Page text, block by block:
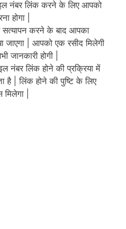
नंबर लिंक करने के लिए आपको
होगा |
सत्यापन करने के बाद आपका
जाएगा | आपको एक रसीद मिलेगी
होगी |
नंबर लिंक होने की प्रक्रिया में
| लिंक होने की पुष्टि के लिए
|